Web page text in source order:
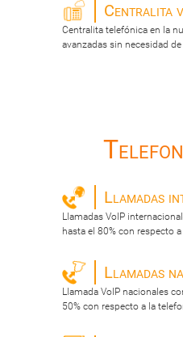
Centralita
Centralita telefónica en la
avanzadas sin necesidad
Llamadas
Llamadas VoIP
hasta el 80% con respecto
Llamadas
Llamada VoIP nacionales
50% con respecto a la